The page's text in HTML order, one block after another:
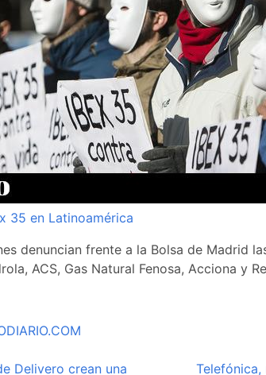
35 en Latinoamérica
denuncian frente a la Bolsa de Madrid
ACS, Gas Natural Fenosa, Acciona y
Delivero crean una